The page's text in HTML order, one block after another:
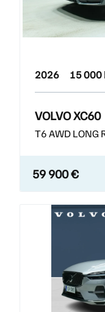
2026 15 000
VOLVO XC60
T6 AWD LONG
59 900 €